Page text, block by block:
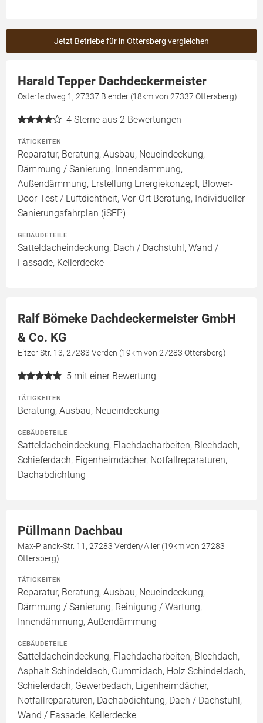
Jetzt Betriebe für in Ottersberg vergleichen
Harald Tepper Dachdeckermeister
Osterfeldweg 1, 27337 Blender (18km von 27337 Ottersberg)
4 Sterne aus 2 Bewertungen
TÄTIGKEITEN
Reparatur, Beratung, Ausbau, Neueindeckung,
Dämmung / Sanierung, Innendämmung,
Außendämmung, Erstellung Energiekonzept, Blower-
Door-Test / Luftdichtheit, Vor-Ort Beratung, Individueller
Sanierungsfahrplan (iSFP)
GEBÄUDETEILE
Satteldacheindeckung, Dach / Dachstuhl, Wand /
Fassade, Kellerdecke
Ralf Bömeke Dachdeckermeister GmbH
& Co. KG
Eitzer Str. 13, 27283 Verden (19km von 27283 Ottersberg)
5 mit einer Bewertung
TÄTIGKEITEN
Beratung, Ausbau, Neueindeckung
GEBÄUDETEILE
Satteldacheindeckung, Flachdacharbeiten, Blechdach,
Schieferdach, Eigenheimdächer, Notfallreparaturen,
Dachabdichtung
Püllmann Dachbau
Max-Planck-Str. 11, 27283 Verden/Aller (19km von 27283
Ottersberg)
TÄTIGKEITEN
Reparatur, Beratung, Ausbau, Neueindeckung,
Dämmung / Sanierung, Reinigung / Wartung,
Innendämmung, Außendämmung
GEBÄUDETEILE
Satteldacheindeckung, Flachdacharbeiten, Blechdach,
Asphalt Schindeldach, Gummidach, Holz Schindeldach,
Schieferdach, Gewerbedach, Eigenheimdächer,
Notfallreparaturen, Dachabdichtung, Dach / Dachstuhl,
Wand / Fassade, Kellerdecke